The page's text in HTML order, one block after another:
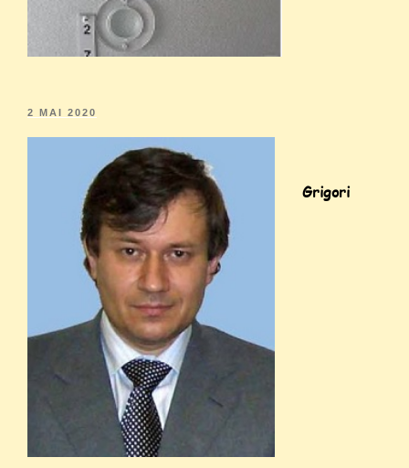
2 MAI 2020
Grigori